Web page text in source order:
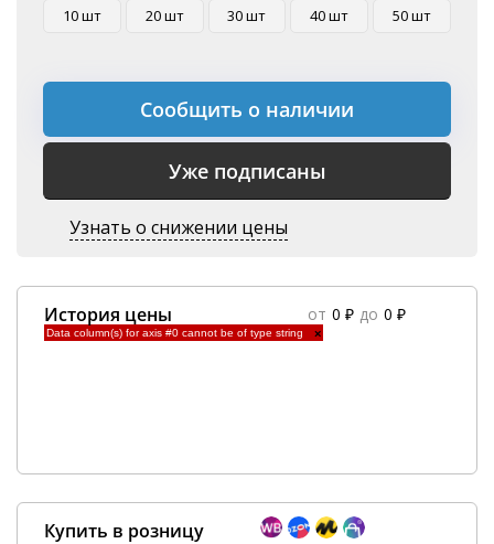
10 шт 20 шт 30 шт 40 шт 50 шт
Сообщить о наличии
Уже подписаны
Узнать о снижении цены
История цены от 0 ₽ до 0 ₽
Data column(s) for axis #0 cannot be of type string ×
Купить в розницу